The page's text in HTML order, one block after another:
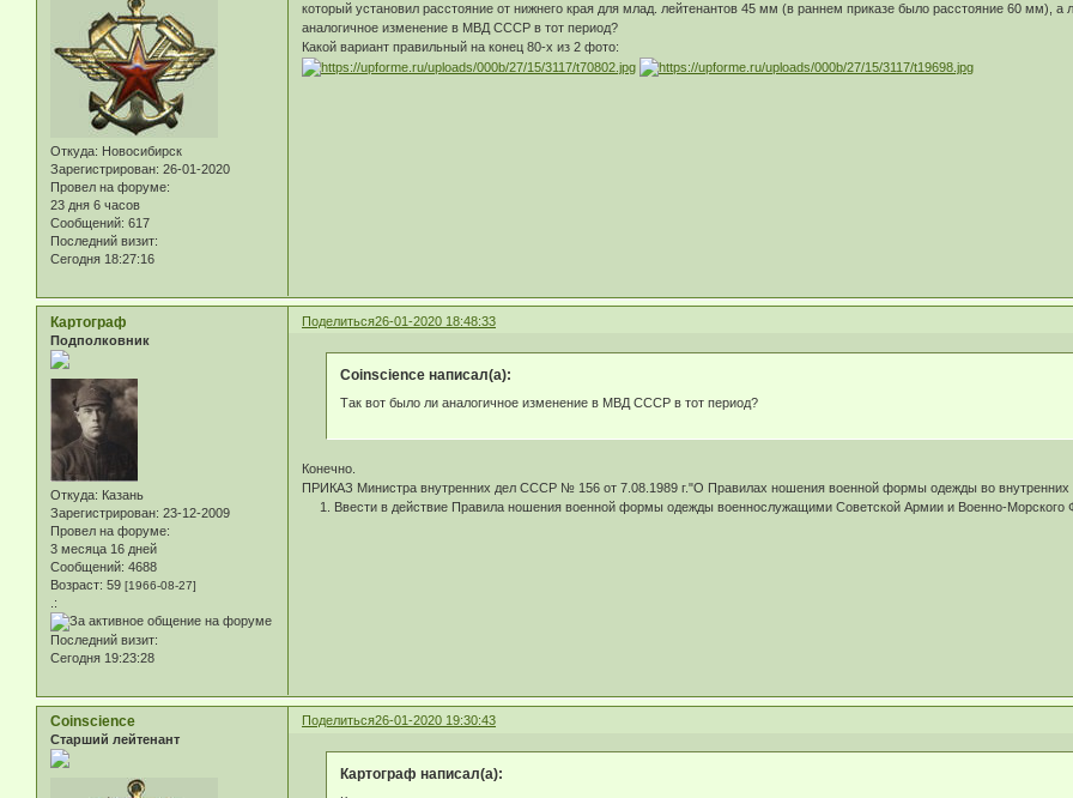
Откуда: Новосибирск
Зарегистрирован: 26-01-2020
Провел на форуме:
23 дня 6 часов
Сообщений: 617
Последний визит:
Сегодня 18:27:16
который установил расстояние от нижнего края для млад. лейтенантов 45 мм (в раннем приказе было расстояние 60 мм),
аналогичное изменение в МВД СССР в тот период?
Какой вариант правильный на конец 80-х из 2 фото:
Поделиться26-01-2020 18:48:33
Картограф
Подполковник
Откуда: Казань
Зарегистрирован: 23-12-2009
Провел на форуме:
3 месяца 16 дней
Сообщений: 4688
Возраст: 59 [1966-08-27]
.:
Последний визит:
Сегодня 19:23:28
Coinscience написал(а):
Так вот было ли аналогичное изменение в МВД СССР в тот период?
Конечно.
ПРИКАЗ Министра внутренних дел СССР № 156 от 7.08.1989 г."О Правилах ношения военной формы одежды во внутренних
1. Ввести в действие Правила ношения военной формы одежды военнослужащими Советской Армии и Военно-
Поделиться26-01-2020 19:30:43
Coinscience
Старший лейтенант
Картограф написал(а):